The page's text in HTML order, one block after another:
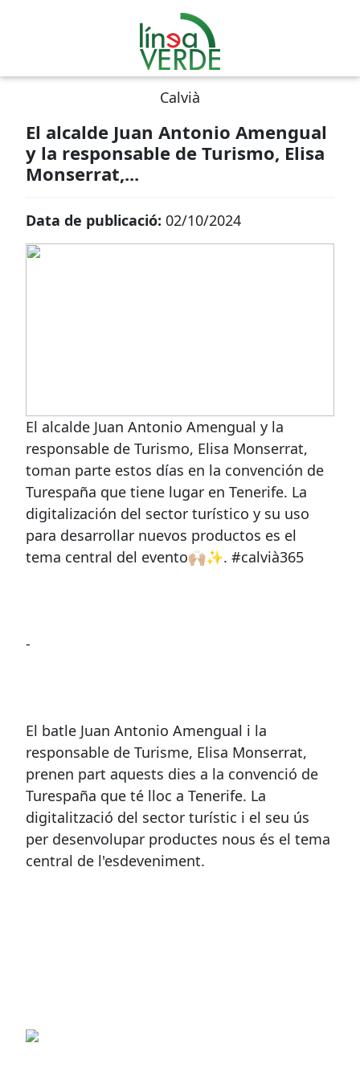
Calvià
El alcalde Juan Antonio Amengual
y la responsable de Turismo, Elisa
Monserrat,...
Data de publicació: 02/10/2024
El alcalde Juan Antonio Amengual y la
responsable de Turismo, Elisa Monserrat,
toman parte estos días en la convención de
Turespaña que tiene lugar en Tenerife. La
digitalización del sector turístico y su uso
para desarrollar nuevos productos es el
tema central del evento🙌🏼✨. #calvià365
-
El batle Juan Antonio Amengual i la
responsable de Turisme, Elisa Monserrat,
prenen part aquests dies a la convenció de
Turespaña que té lloc a Tenerife. La
digitalització del sector turístic i el seu ús
per desenvolupar productes nous és el tema
central de l'esdeveniment.